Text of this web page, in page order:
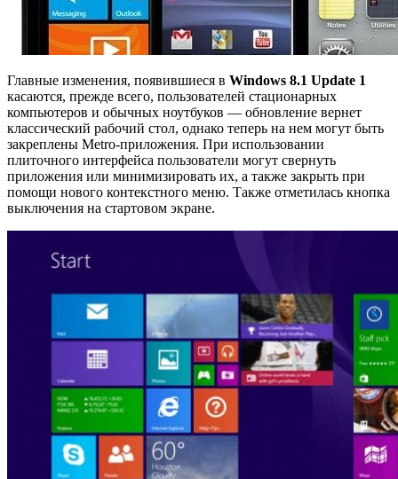
Главные изменения, появившиеся в Windows 8.1 Update 1
касаются, прежде всего, пользователей стационарных
компьютеров и обычных ноутбуков — обновление вернет
классический рабочий стол, однако теперь на нем могут быть
закреплены Metro-приложения. При использовании
плиточного интерфейса пользователи могут свернуть
приложения или минимизировать их, а также закрыть при
помощи нового контекстного меню. Также отметилась кнопка
выключения на стартовом экране.